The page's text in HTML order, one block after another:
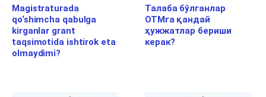
Magistraturada
qo‘shimcha qabulga
kirganlar grant
taqsimotida ishtirok eta
olmaydimi?
Талаба бўлганлар
ОТМга қандай
ҳужжатлар бериши
керак?